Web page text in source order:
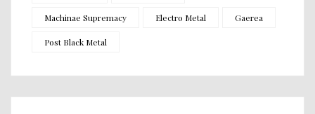
Machinae Supremacy Electro Metal Gaerea
Post Black Metal